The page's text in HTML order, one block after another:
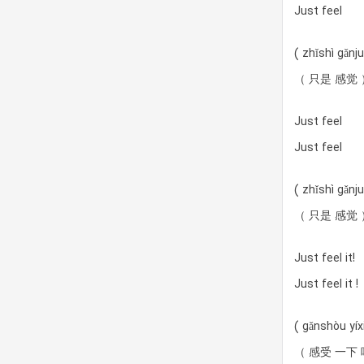
Just feel
( zhǐshì
（ 只是 感觉 ）
Just feel
Just feel
( zhǐshì
（ 只是 感觉 ）
Just feel it!
Just feel it !
( gǎnshòu
（ 感受 一下